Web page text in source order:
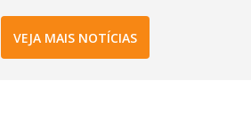
VEJA MAIS NOTÍCIAS